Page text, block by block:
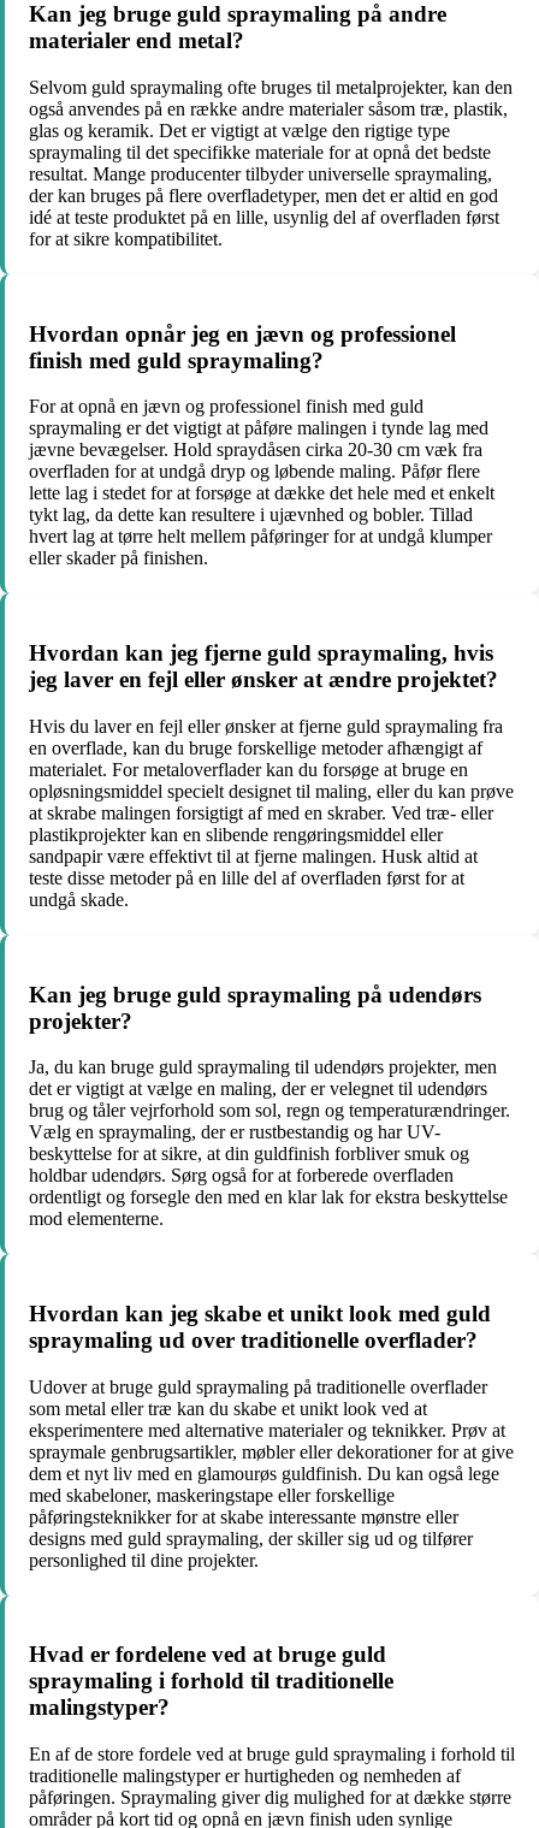
Kan jeg bruge guld spraymaling på andre
materialer end metal?
Selvom guld spraymaling ofte bruges til metalprojekter, kan den
også anvendes på en række andre materialer såsom træ, plastik,
glas og keramik. Det er vigtigt at vælge den rigtige type
spraymaling til det specifikke materiale for at opnå det bedste
resultat. Mange producenter tilbyder universelle spraymaling,
der kan bruges på flere overfladetyper, men det er altid en god
idé at teste produktet på en lille, usynlig del af overfladen først
for at sikre kompatibilitet.
Hvordan opnår jeg en jævn og professionel
finish med guld spraymaling?
For at opnå en jævn og professionel finish med guld
spraymaling er det vigtigt at påføre malingen i tynde lag med
jævne bevægelser. Hold spraydåsen cirka 20-30 cm væk fra
overfladen for at undgå dryp og løbende maling. Påfør flere
lette lag i stedet for at forsøge at dække det hele med et enkelt
tykt lag, da dette kan resultere i ujævnhed og bobler. Tillad
hvert lag at tørre helt mellem påføringer for at undgå klumper
eller skader på finishen.
Hvordan kan jeg fjerne guld spraymaling, hvis
jeg laver en fejl eller ønsker at ændre projektet?
Hvis du laver en fejl eller ønsker at fjerne guld spraymaling fra
en overflade, kan du bruge forskellige metoder afhængigt af
materialet. For metaloverflader kan du forsøge at bruge en
opløsningsmiddel specielt designet til maling, eller du kan prøve
at skrabe malingen forsigtigt af med en skraber. Ved træ- eller
plastikprojekter kan en slibende rengøringsmiddel eller
sandpapir være effektivt til at fjerne malingen. Husk altid at
teste disse metoder på en lille del af overfladen først for at
undgå skade.
Kan jeg bruge guld spraymaling på udendørs
projekter?
Ja, du kan bruge guld spraymaling til udendørs projekter, men
det er vigtigt at vælge en maling, der er velegnet til udendørs
brug og tåler vejrforhold som sol, regn og temperaturændringer.
Vælg en spraymaling, der er rustbestandig og har UV-
beskyttelse for at sikre, at din guldfinish forbliver smuk og
holdbar udendørs. Sørg også for at forberede overfladen
ordentligt og forsegle den med en klar lak for ekstra beskyttelse
mod elementerne.
Hvordan kan jeg skabe et unikt look med guld
spraymaling ud over traditionelle overflader?
Udover at bruge guld spraymaling på traditionelle overflader
som metal eller træ kan du skabe et unikt look ved at
eksperimentere med alternative materialer og teknikker. Prøv at
spraymale genbrugsartikler, møbler eller dekorationer for at give
dem et nyt liv med en glamourøs guldfinish. Du kan også lege
med skabeloner, maskeringstape eller forskellige
påføringsteknikker for at skabe interessante mønstre eller
designs med guld spraymaling, der skiller sig ud og tilfører
personlighed til dine projekter.
Hvad er fordelene ved at bruge guld
spraymaling i forhold til traditionelle
malingstyper?
En af de store fordele ved at bruge guld spraymaling i forhold til
traditionelle malingstyper er hurtigheden og nemheden af
påføringen. Spraymaling giver dig mulighed for at dække større
områder på kort tid og opnå en jævn finish uden synlige